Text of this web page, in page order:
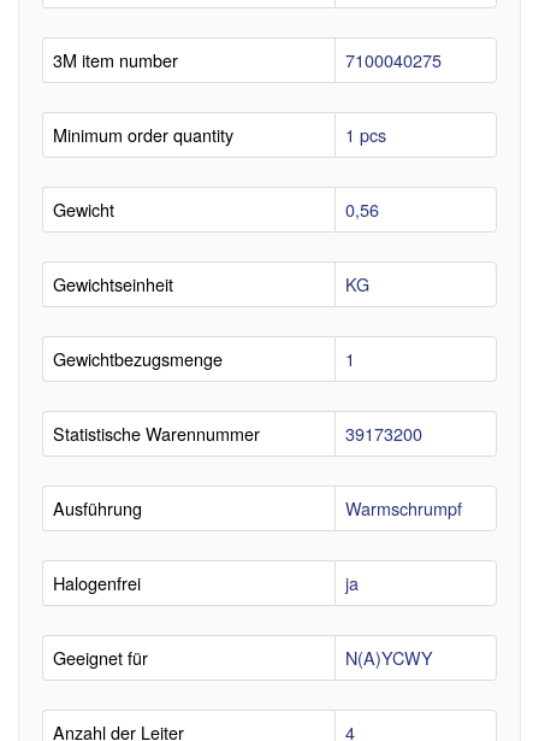
3M item number 7100040275
Minimum order quantity 1 pcs
Gewicht 0,56
Gewichtseinheit KG
Gewichtbezugsmenge 1
Statistische Warennummer 39173200
Ausführung Warmschrumpf
Halogenfrei ja
Geeignet für N(A)YCWY
Anzahl der Leiter 4